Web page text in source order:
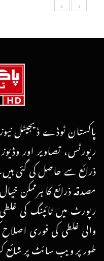
پاکستان ٹوڈے ڈیجیٹل
رپورٹس، تصاویر اور
ذرائع سے حاصل کی گئی
مصدقہ ذرائع کا ہرممکن
رپورٹ میں ٹائپنگ کی
والی غلطی کی فوری
طور پر ویب سائٹ پر